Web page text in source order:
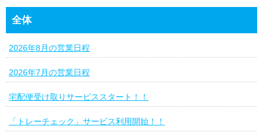
全体
2026年8月の営業日程
2026年7月の営業日程
宅配便受け取りサービススタート！！
「トレーチェック」サービス利用開始！！